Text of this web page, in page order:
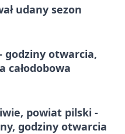
udany sezon
godziny otwarcia,
całodobowa
powiat pilski -
godziny otwarcia